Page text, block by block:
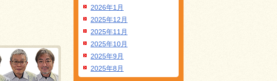
2026年1月
2025年12月
2025年11月
2025年10月
2025年9月
2025年8月